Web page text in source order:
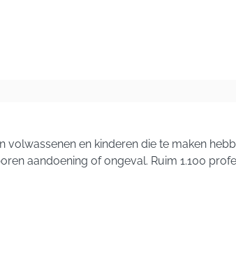
volwassenen en kinderen die te maken
aandoening of ongeval. Ruim 1.100